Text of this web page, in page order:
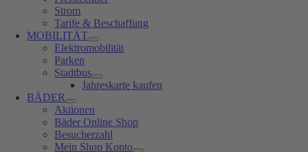
Strom
Tarife & Beschaffung
MOBILITÄT
Elektromobilität
Parken
Stadtbus
Jahreskarte kaufen
BÄDER
Aktionen
Bäder Online Shop
Besucherzahl
Mein Shop Konto